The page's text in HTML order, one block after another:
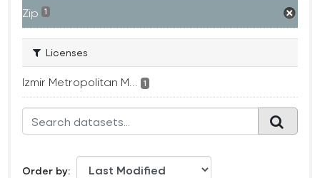
Zip 1
Licenses
Izmir Metropolitan M... 1
Order by